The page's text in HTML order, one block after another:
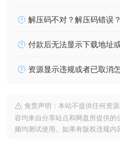
解压码不对？解压码错误？
付款后无法显示下载地址
资源显示违规或者已取消
免责声明：本站不提供任何资
容均来自分享站点和网盘所提供的
频均测试使用。如果有版权违规内